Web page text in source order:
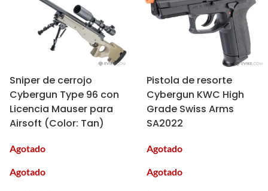
Sniper de cerrojo
Cybergun Type 96 con
Licencia Mauser para
Airsoft (Color: Tan)
Agotado
Agotado
Pistola de resorte
Cybergun KWC High
Grade Swiss Arms
SA2022
Agotado
Agotado